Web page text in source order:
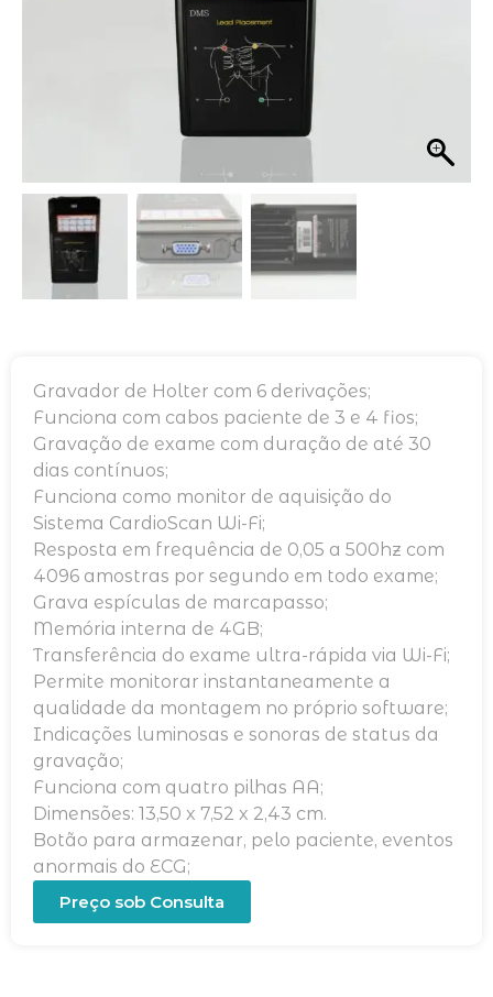
Gravador de Holter com 6 derivações;
Funciona com cabos paciente de 3 e 4 fios;
Gravação de exame com duração de até 30
dias contínuos;
Funciona como monitor de aquisição do
Sistema CardioScan Wi-Fi;
Resposta em frequência de 0,05 a 500hz com
4096 amostras por segundo em todo exame;
Grava espículas de marcapasso;
Memória interna de 4GB;
Transferência do exame ultra-rápida via Wi-Fi;
Permite monitorar instantaneamente a
qualidade da montagem no próprio software;
Indicações luminosas e sonoras de status da
gravação;
Funciona com quatro pilhas AA;
Dimensões: 13,50 x 7,52 x 2,43 cm.
Botão para armazenar, pelo paciente, eventos
anormais do ECG;
Preço sob Consulta